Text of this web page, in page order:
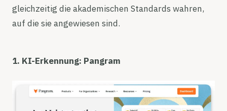
gleichzeitig die akademischen Standards wahren,
auf die sie angewiesen sind.
1. KI-Erkennung: Pangram